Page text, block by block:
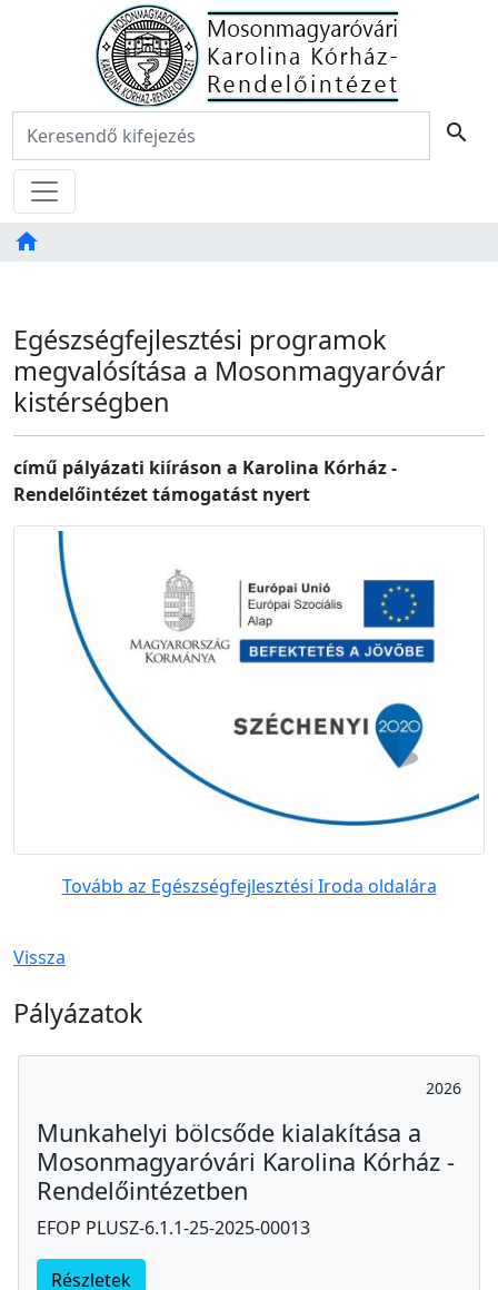
Főoldal
Keresés: search
Menü
home
TAB
Egészségfejlesztési programok
megvalósítása a Mosonmagyaróvár
kistérségben
című pályázati kiíráson a Karolina Kórház -
Rendelőintézet támogatást nyert
Tovább az Egészségfejlesztési Iroda oldalára
Vissza
Pályázatok
2026
Munkahelyi bölcsőde kialakítása a
Mosonmagyaróvári Karolina Kórház -
Rendelőintézetben
EFOP PLUSZ-6.1.1-25-2025-00013
Részletek